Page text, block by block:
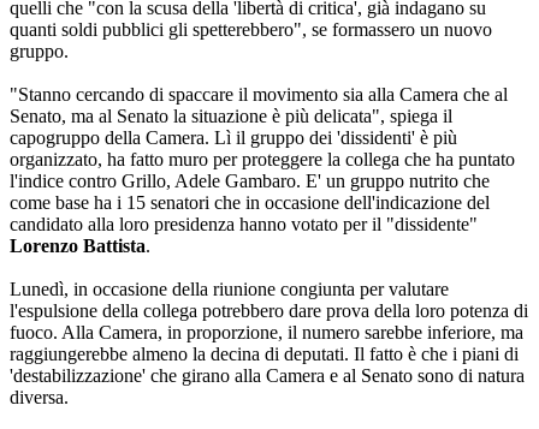
quelli che "con la scusa della 'libertà di critica', già indagano su
quanti soldi pubblici gli spetterebbero", se formassero un nuovo
gruppo.
"Stanno cercando di spaccare il movimento sia alla Camera che al
Senato, ma al Senato la situazione è più delicata", spiega il
capogruppo della Camera. Lì il gruppo dei 'dissidenti' è più
organizzato, ha fatto muro per proteggere la collega che ha puntato
l'indice contro Grillo, Adele Gambaro. E' un gruppo nutrito che
come base ha i 15 senatori che in occasione dell'indicazione del
candidato alla loro presidenza hanno votato per il "dissidente"
Lorenzo Battista.
Lunedì, in occasione della riunione congiunta per valutare
l'espulsione della collega potrebbero dare prova della loro potenza di
fuoco. Alla Camera, in proporzione, il numero sarebbe inferiore, ma
raggiungerebbe almeno la decina di deputati. Il fatto è che i piani di
'destabilizzazione' che girano alla Camera e al Senato sono di natura
diversa.